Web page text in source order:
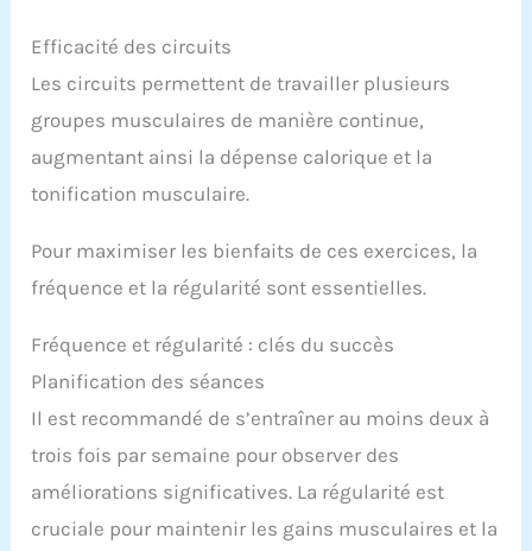
Efficacité des circuits
Les circuits permettent de travailler plusieurs
groupes musculaires de manière continue,
augmentant ainsi la dépense calorique et la
tonification musculaire.
Pour maximiser les bienfaits de ces exercices, la
fréquence et la régularité sont essentielles.
Fréquence et régularité : clés du succès
Planification des séances
Il est recommandé de s’entraîner au moins deux à
trois fois par semaine pour observer des
améliorations significatives. La régularité est
cruciale pour maintenir les gains musculaires et la